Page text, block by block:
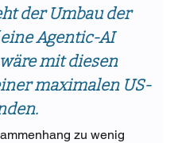
der Umbau der
Agentic-AI
mit diesen
maximalen US-
zu wenig